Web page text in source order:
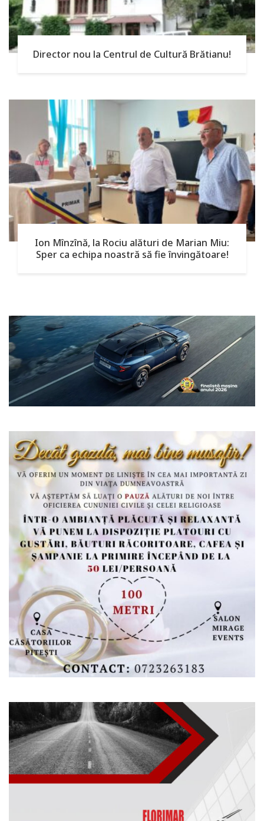
Director nou la Centrul de Cultură Brătianu!
Ion Mînzînă, la Rociu alături de Marian Miu:
Sper ca echipa noastră să fie învingătoare!